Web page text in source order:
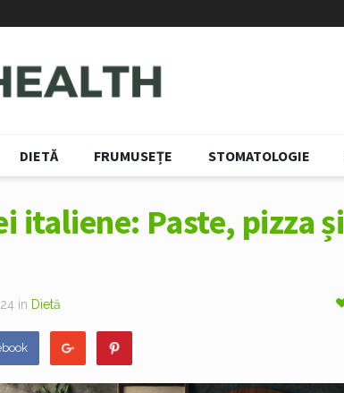
DIETĂ FRUMUSEȚE STOMATOLOGIE
italiene: Paste, pizza și
in Dietă